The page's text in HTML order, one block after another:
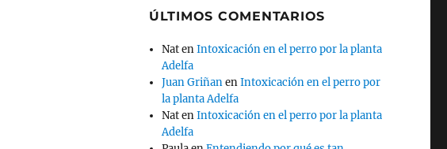
ÚLTIMOS COMENTARIOS
NatenIntoxicación en el perro por la planta
Adelfa
Juan GriñanenIntoxicación en el perro por
la planta Adelfa
NatenIntoxicación en el perro por la planta
Adelfa